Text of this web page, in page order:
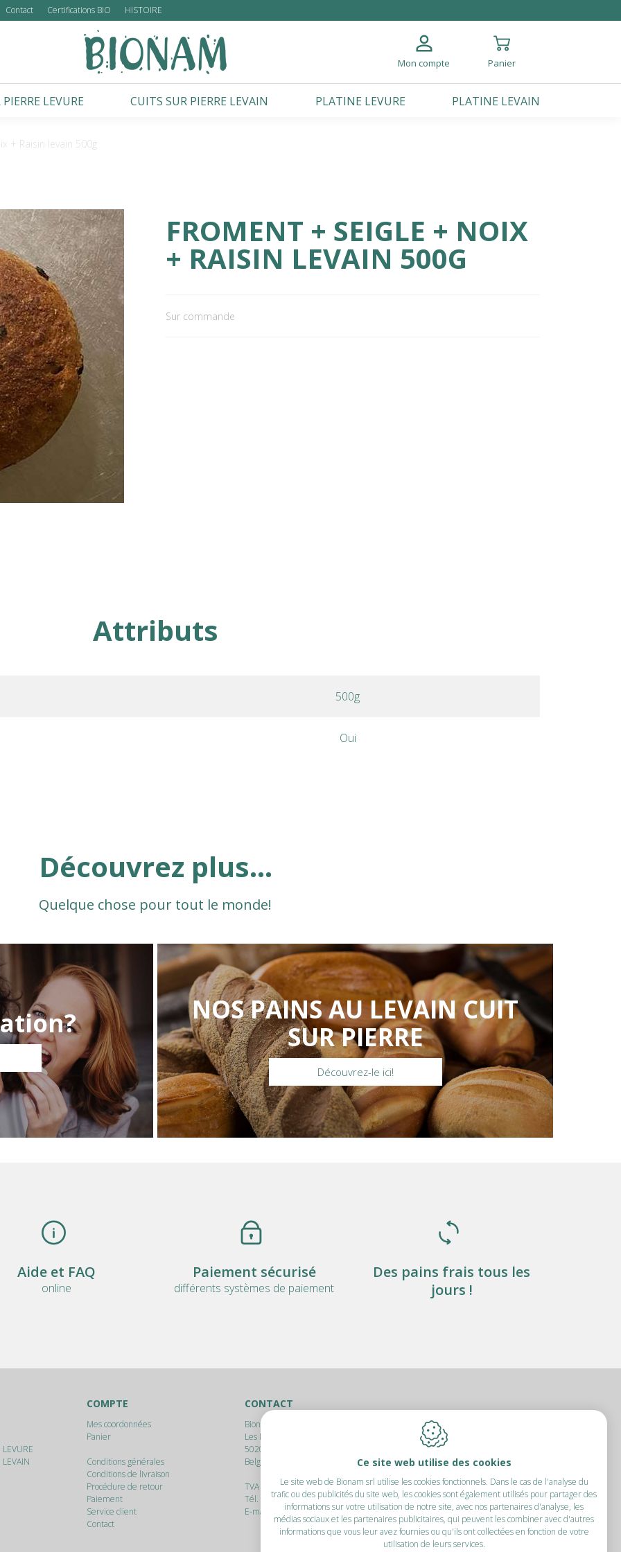
Contact Certifications BIO HISTOIRE
Mon compte Panier
LEVURE CUITS SUR PIERRE LEVAIN PLATINE LEVURE PLATINE LEVAIN
+ Raisin levain 500g
FROMENT + SEIGLE + NOIX
+ RAISIN LEVAIN 500G
Sur commande
Attributs
500g
Oui
Découvrez plus...
Quelque chose pour tout le monde!
NOS PAINS AU LEVAIN CUIT
SUR PIERRE
Découvrez-le ici!
Aide et FAQ
online
Paiement sécurisé
différents systèmes de paiement
Des pains frais tous les
jours !
COMPTE
Mes coordonnées
Panier
Conditions générales
Conditions de livraison
Procédure de retour
Paiement
Service client
Contact
CONTACT
Bionam srl
Les Marlères, 17
5020
Belgique
TVA : BE 0895.940.597
Tél. :
+32 475 64 45 66
E-mail :
info@bionam.be
Ce site web utilise des cookies
Le site web de Bionam srl utilise les cookies fonctionnels. Dans le cas de l'analyse du
trafic ou des publicités du site web, les cookies sont également utilisés pour partager des
informations sur votre utilisation de notre site, avec nos partenaires d'analyse, les
médias sociaux et les partenaires publicitaires, qui peuvent les combiner avec d'autres
informations que vous leur avez fournies ou qu'ils ont collectées en fonction de votre
utilisation de leurs services.